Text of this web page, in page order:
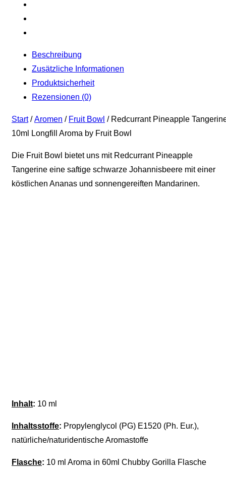
Beschreibung
Zusätzliche Informationen
Produktsicherheit
Rezensionen (0)
Start/Aromen / Fruit Bowl / Redcurrant Pineapple
10ml Longfill Aroma by Fruit Bowl
Die Fruit Bowl bietet uns mit Redcurrant Pineapple
Tangerine eine saftige schwarze Johannisbeere mit einer
köstlichen Ananas und sonnengereiften Mandarinen.
Inhalt: 10 ml
Inhaltsstoffe: Propylenglycol (PG) E1520 (Ph. Eur.),
natürliche/naturidentische Aromastoffe
Flasche: 10 ml Aroma in 60ml Chubby Gorilla Flasche